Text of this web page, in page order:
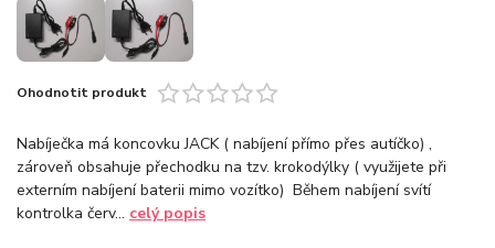
Ohodnotit produkt
Nabíječka má koncovku JACK ( nabíjení přímo přes autíčko) ,
zároveň obsahuje přechodku na tzv. krokodýlky ( využijete při
externím nabíjení baterii mimo vozítko) Během nabíjení svítí
kontrolka červ... celý popis